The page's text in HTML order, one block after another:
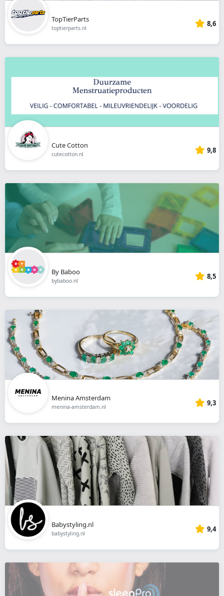
TopTierParts
toptierparts.nl 8,6
Cute Cotton
cutecotton.nl 9,8
By Baboo
bybaboo.nl 8,5
Menina Amsterdam
menina-amsterdam.nl 9,3
Babystyling.nl
babystyling.nl 9,4